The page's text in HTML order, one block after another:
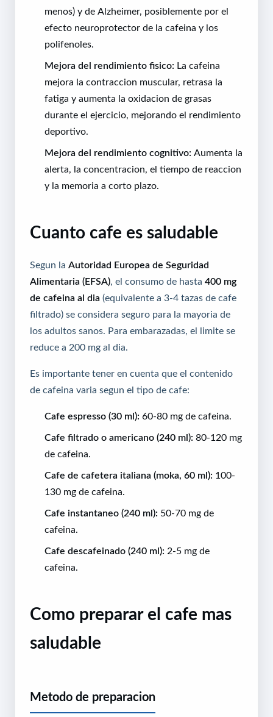
menos) y de Alzheimer, posiblemente por el
efecto neuroprotector de la cafeina y los
polifenoles.
Mejora del rendimiento fisico: La cafeina
mejora la contraccion muscular, retrasa la
fatiga y aumenta la oxidacion de grasas
durante el ejercicio, mejorando el rendimiento
deportivo.
Mejora del rendimiento cognitivo: Aumenta la
alerta, la concentracion, el tiempo de reaccion
y la memoria a corto plazo.
Cuanto cafe es saludable
Segun la Autoridad Europea de Seguridad
Alimentaria (EFSA) , el consumo de hasta 400 mg
de cafeina al dia (equivalente a 3-4 tazas de cafe
filtrado) se considera seguro para la mayoria de
los adultos sanos. Para embarazadas, el limite se
reduce a 200 mg al dia.
Es importante tener en cuenta que el contenido
de cafeina varia segun el tipo de cafe:
Cafe espresso (30 ml): 60-80 mg de cafeina.
Cafe filtrado o americano (240 ml): 80-120 mg
de cafeina.
Cafe de cafetera italiana (moka, 60 ml): 100-
130 mg de cafeina.
Cafe instantaneo (240 ml): 50-70 mg de
cafeina.
Cafe descafeinado (240 ml): 2-5 mg de
cafeina.
Como preparar el cafe mas
saludable
Metodo de preparacion